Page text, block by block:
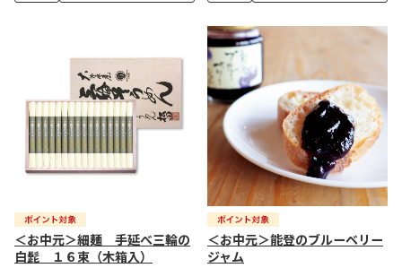
＜お中元＞細麺 手延べ三輪の
白髭 １６束（木箱入）
＜お中元＞能登のブルーベリー
ジャム